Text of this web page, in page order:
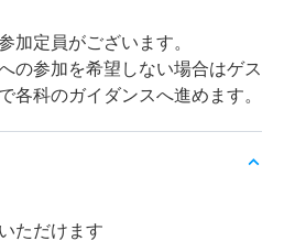
加定員がございます。
の参加を希望しない場合はゲス
各科のガイダンスへ進めます。
ただけます